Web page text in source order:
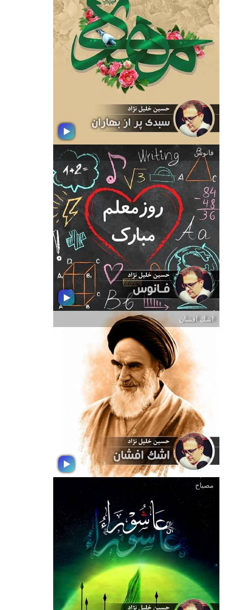
اسفندونه
درآستانه سال نو و در میانه ی همه
شلوغی های آخر سال با حسین خلیل نژاد
همراه شوید و موسیقی هایی را كه انتخاب
كرده است بشنوید
سبدی پر از بهاران
ضمن عرض تبریك به مناسبت فرارسیدن
نیمه شعبان ؛ سالروز ولادت با سعادت
قائم آل محمد ؛ حضرت مهدی (عج) ؛
بسته موسیقی سبدی پر از بهاران با تهیه
كنندگی و اجرای حسین خلیل نژاد تهیه
كننده رادیو جوان تقدیم به شما.
فانوس
فانوس
بسته موسیقی فانوس با تهیه كنندگی و
اجرای حسین خلیل نژاد تهیه كننده رادیو
جوان در گرامیداشت مقام شامخ معلم
تقدیم به شما.
اشك افشان
اشك افشان
در عزای جانسوز رحلت معمار كبیر
انقلاب اسلامی ؛ حضرت امام روح الله ،
بسته موسیقی اشك افشان با تهیه
كنندگی و اجرای حسین خلیل نژاد تهیه
كننده رادیو جوان تقدیم به شما.
مصباح